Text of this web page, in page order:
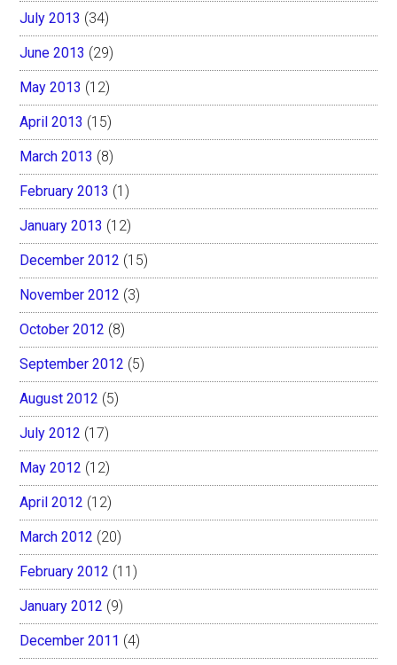
July 2013 (34)
June 2013 (29)
May 2013 (12)
April 2013 (15)
March 2013 (8)
February 2013 (1)
January 2013 (12)
December 2012 (15)
November 2012 (3)
October 2012 (8)
September 2012 (5)
August 2012 (5)
July 2012 (17)
May 2012 (12)
April 2012 (12)
March 2012 (20)
February 2012 (11)
January 2012 (9)
December 2011 (4)